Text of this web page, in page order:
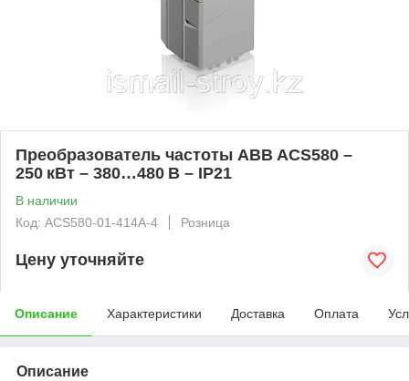
Преобразователь частоты ABB ACS580 –
250 кВт – 380…480 В – IP21
В наличии
Код: ACS580-01-414A-4
Розница
Цену уточняйте
Описание Характеристики Доставка Оплата
Описание